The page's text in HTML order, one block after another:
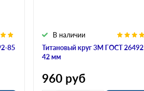
85
Титановый круг 3М ГОСТ
42 мм
В наличии
960 руб